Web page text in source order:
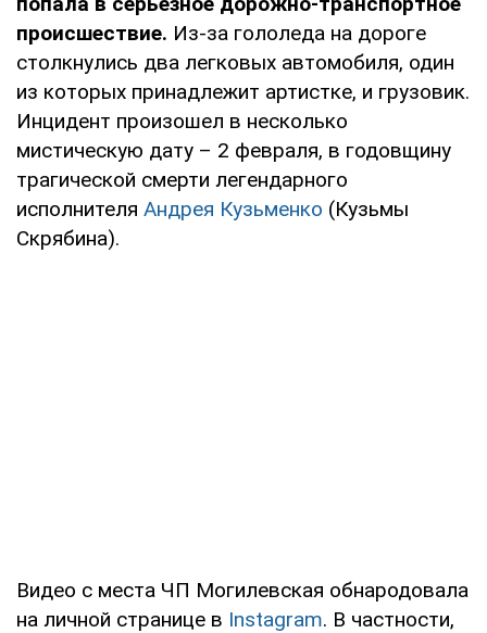
происшествие. Из-за гололеда на дороге
столкнулись два легковых автомобиля, один
из которых принадлежит артистке, и грузовик.
Инцидент произошел в несколько
мистическую дату – 2 февраля, в годовщину
трагической смерти легендарного
исполнителя Андрея Кузьменко (Кузьмы
Скрябина).
Видео с места ЧП Могилевская обнародовала
на личной странице в Instagram. В частности,